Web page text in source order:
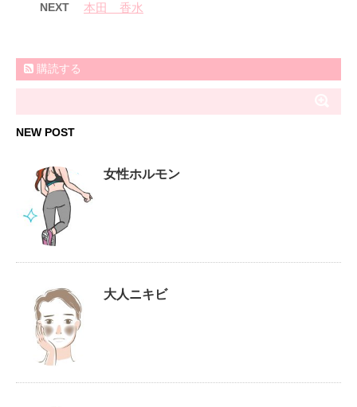
NEXT 本田 香水
購読する
NEW POST
女性ホルモン
大人ニキビ